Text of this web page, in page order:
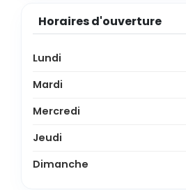
Horaires d'ouverture
Lundi
Mardi
Mercredi
Jeudi
Dimanche